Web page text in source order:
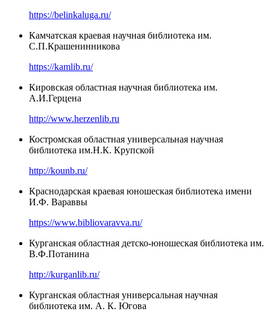
https://belinkaluga.ru/
Камчатская краевая научная библиотека им.
С.П.Крашенинникова
https://kamlib.ru/
Кировская областная научная библиотека им.
А.И.Герцена
http://www.herzenlib.ru
Костромская областная универсальная научная
библиотека им.Н.К. Крупской
http://kounb.ru/
Краснодарская краевая юношеская библиотека имени
И.Ф. Вараввы
https://www.bibliovaravva.ru/
Курганская областная детско-юношеская библиотека им.
В.Ф.Потанина
http://kurganlib.ru/
Курганская областная универсальная научная
библиотека им. А. К. Югова